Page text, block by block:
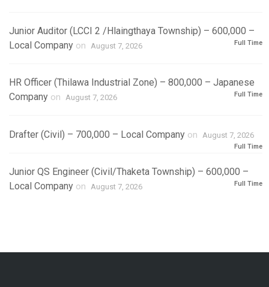
Junior Auditor (LCCI 2 /Hlaingthaya Township) – 600,000 –
Local Company on August 7, 2026 Full Time
HR Officer (Thilawa Industrial Zone) – 800,000 – Japanese
Company on August 7, 2026 Full Time
Drafter (Civil) – 700,000 – Local Company on August 7, 2026
Full Time
Junior QS Engineer (Civil/Thaketa Township) – 600,000 –
Local Company on August 7, 2026 Full Time